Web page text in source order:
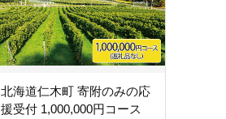
北海道仁木町 寄附のみの応
援受付 1,000,000円コース